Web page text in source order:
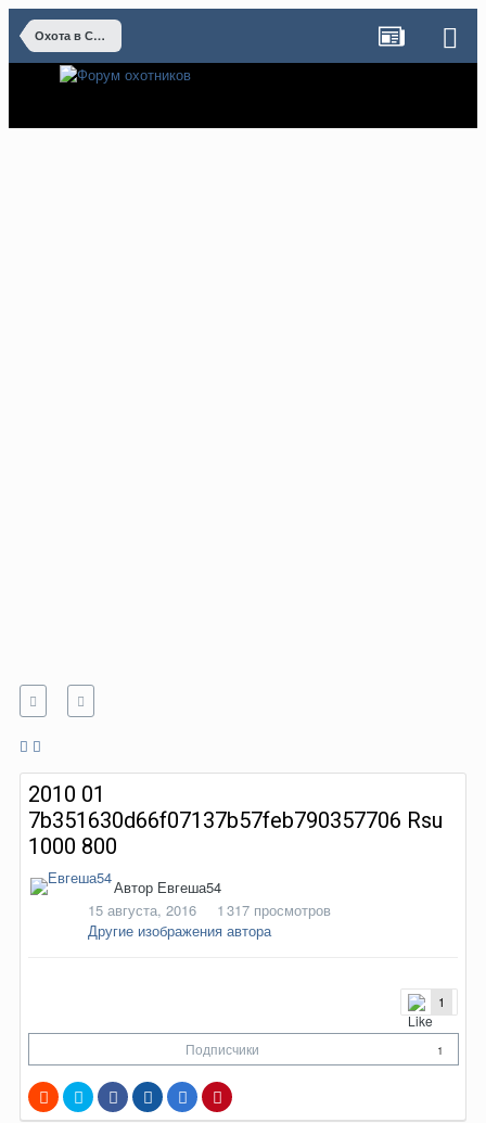
Охота в Сибири.
2010 01
7b351630d66f07137b57feb790357706 Rsu
1000 800
Автор Евгеша54
15 августа, 2016
1 317 просмотров
Другие изображения автора
1
Подписчики 1